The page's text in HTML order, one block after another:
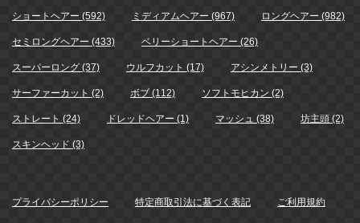
ショートヘアー (592) ミディアムヘアー (967) ロングヘアー (982)
セミロングヘアー (433) ベリーショートヘアー (26)
スーパーロング (37) ウルフカット (17) アシンメトリー (3)
サーファーカット (2) ボブ (112) ソフトモヒカン (2)
ストレート (24) ドレッドヘアー (1) マッシュ (38) 坊主頭 (2)
スキンヘッド (3)
プライバシーポリシー 特定商取引法に基づく表記 ご利用規約